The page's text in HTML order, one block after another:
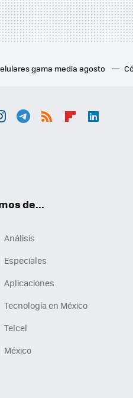
gama media agosto
de...
Análisis
Especiales
Aplicaciones
Tecnología en México
Telcel
México